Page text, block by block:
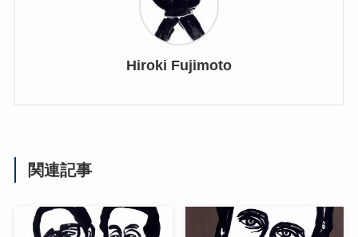
Hiroki Fujimoto
関連記事